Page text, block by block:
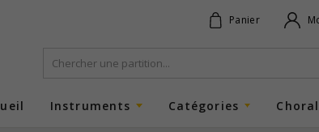
Panier
Instruments Catégories